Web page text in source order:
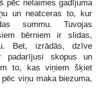
pēc nelaimes gadījuma
un neatceras to, kur
summu. Tuvojas
bērniem ir slidas,
Bet, izrādās, dzīve
padarījusi skopus un
to, kas viņiem šķiet
viņu maka biezuma,